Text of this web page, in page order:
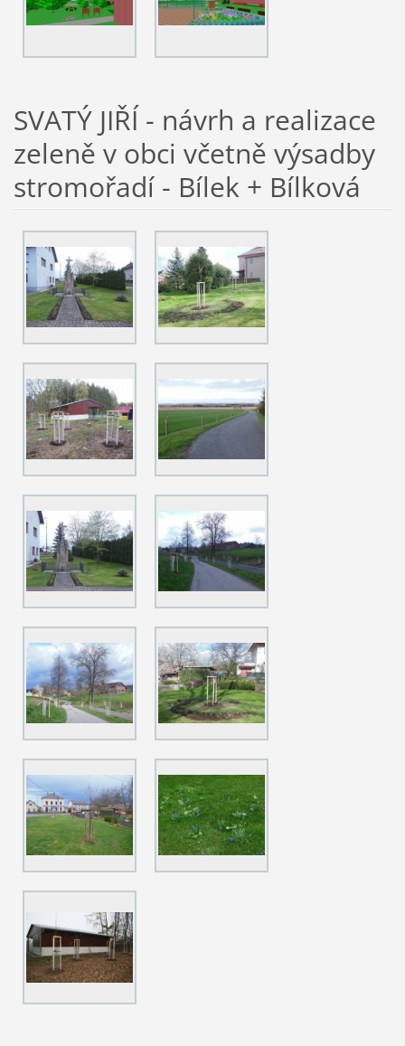
SVATÝ JIŘÍ - návrh a realizace
zeleně v obci včetně výsadby
stromořadí - Bílek + Bílková